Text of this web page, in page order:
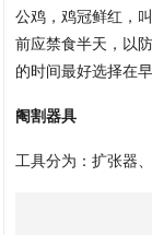
公鸡，鸡冠鲜红，
前应禁食半天，以
的时间最好选择在
阉割器具
工具分为：扩张器